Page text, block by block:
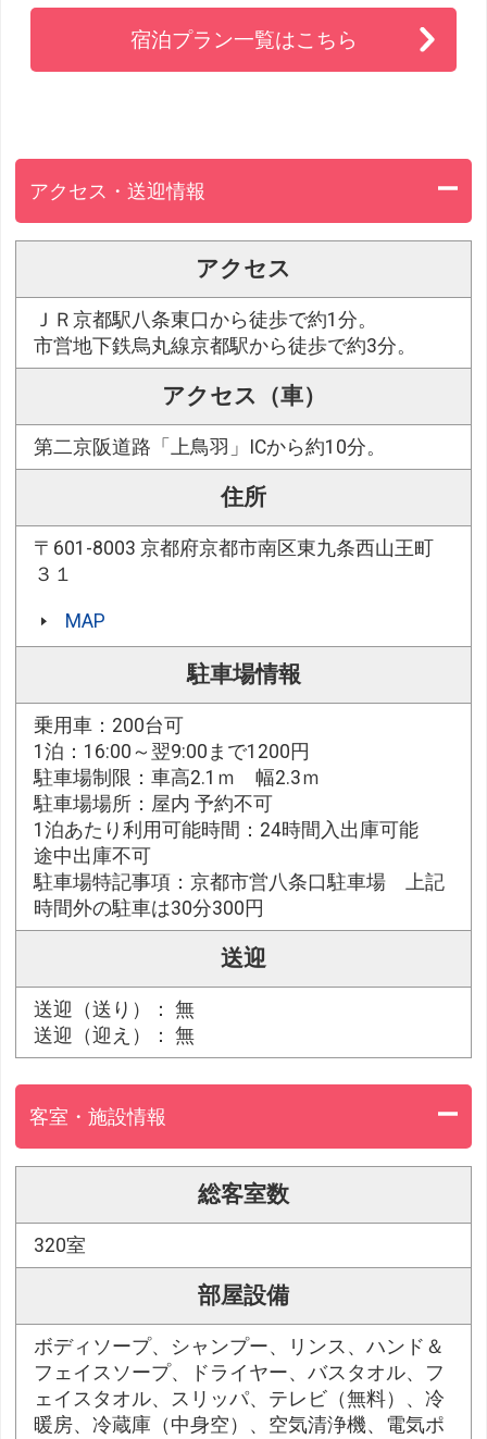
宿泊プラン一覧はこちら
アクセス・送迎情報
アクセス
ＪＲ京都駅八条東口から徒歩で約1分。
市営地下鉄烏丸線京都駅から徒歩で約3分。
アクセス（車）
第二京阪道路「上鳥羽」ICから約10分。
住所
〒601-8003 京都府京都市南区東九条西山王町
３１
MAP
駐車場情報
乗用車：200台可
1泊：16:00～翌9:00まで1200円
駐車場制限：車高2.1ｍ 幅2.3ｍ
駐車場場所：屋内 予約不可
1泊あたり利用可能時間：24時間入出庫可能
途中出庫不可
駐車場特記事項：京都市営八条口駐車場 上記
時間外の駐車は30分300円
送迎
送迎（送り）： 無
送迎（迎え）： 無
客室・施設情報
総客室数
320室
部屋設備
ボディソープ、シャンプー、リンス、ハンド＆
フェイスソープ、ドライヤー、バスタオル、フ
ェイスタオル、スリッパ、テレビ（無料）、冷
暖房、冷蔵庫（中身空）、空気清浄機、電気ポ